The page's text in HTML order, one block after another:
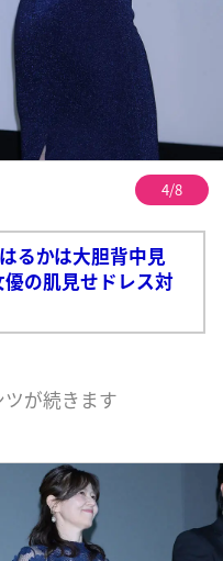
4/8
るかは大胆背中見
の肌見せドレス対
が続きます